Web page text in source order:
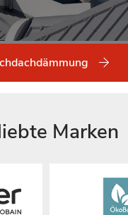
Marken